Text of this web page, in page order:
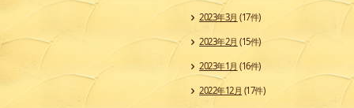
2023年3月 (17件)
2023年2月 (15件)
2023年1月 (16件)
2022年12月 (17件)